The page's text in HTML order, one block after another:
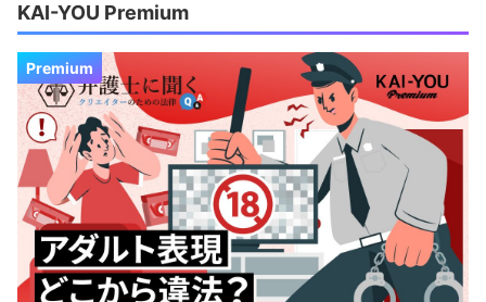
KAI-YOU Premium
Premium